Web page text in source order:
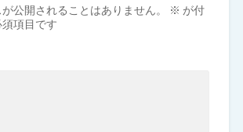
公開されることはありません。 ※ が付
項目です